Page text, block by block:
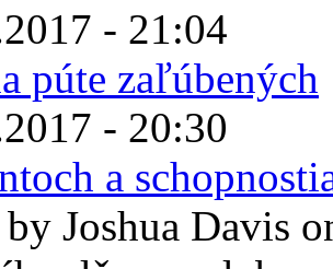
- 21:04
púte zaľúbených
- 20:30
a
Joshua Davis